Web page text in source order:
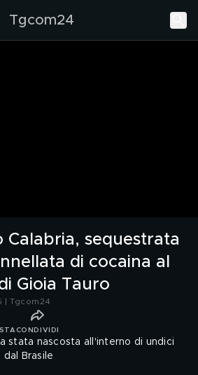
Tgcom24
Calabria, sequestrata
di cocaina al
Gioia Tauro
| Tgcom24
CONDIVIDI
stata nascosta all'interno di undici
Brasile